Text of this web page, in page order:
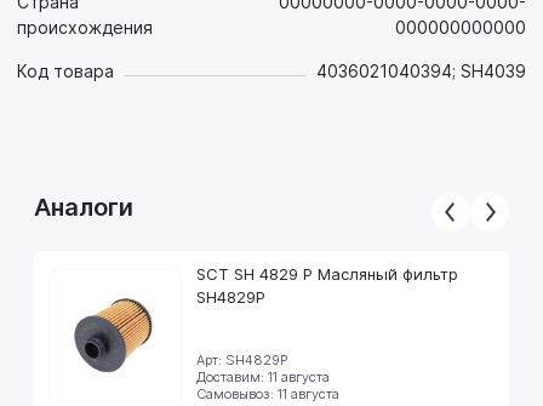
происхождения
000000000000
Код товара 4036021040394; SH4039
Аналоги
SCT SH 4829 P Масляный фильтр
SH4829P
Арт: SH4829P
Доставим: 11 августа
Самовывоз: 11 августа